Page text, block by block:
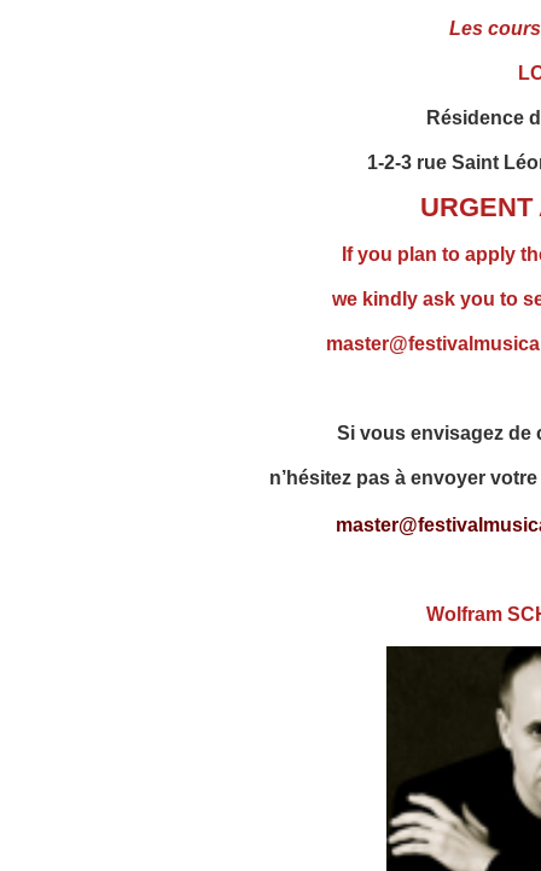
Les
Résidence
1-2-3 rue Saint
URGENT
If you plan to apply
we kindly ask you to
Si vous envisagez de
n’hésitez pas à envoyer
Wolfram